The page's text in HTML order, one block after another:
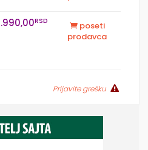
RSD
poseti
prodavca
Prijavite grešku